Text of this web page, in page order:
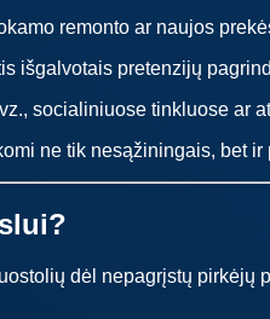
remonto ar naujos
išgalvotais pretenzijų
socialiniuose tinkluose ar
ne tik nesąžiningais, bet
dėl nepagrįstų